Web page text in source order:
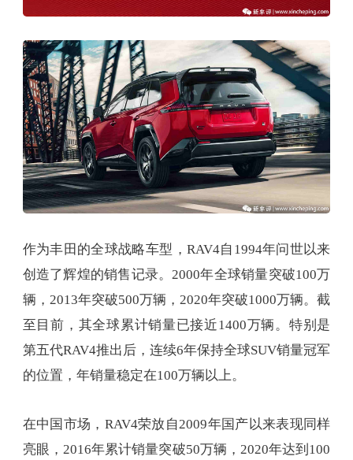
作为丰田的全球战略车型，RAV4自1994年问世以来
创造了辉煌的销售记录。2000年全球销量突破100万
辆，2013年突破500万辆，2020年突破1000万辆。截
至目前，其全球累计销量已接近1400万辆。特别是
第五代RAV4推出后，连续6年保持全球SUV销量冠军
的位置，年销量稳定在100万辆以上。
在中国市场，RAV4荣放自2009年国产以来表现同样
亮眼，2016年累计销量突破50万辆，2020年达到100